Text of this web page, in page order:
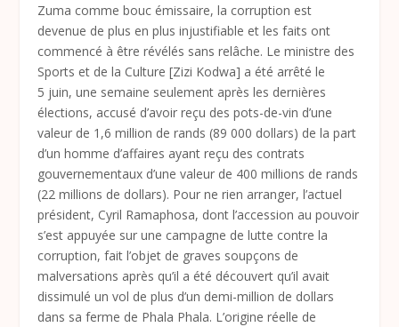
Zuma comme bouc émissaire, la corruption est
devenue de plus en plus injustifiable et les faits ont
commencé à être révélés sans relâche. Le ministre des
Sports et de la Culture [Zizi Kodwa] a été arrêté le
5 juin, une semaine seulement après les dernières
élections, accusé d’avoir reçu des pots-de-vin d’une
valeur de 1,6 million de rands (89 000 dollars) de la part
d’un homme d’affaires ayant reçu des contrats
gouvernementaux d’une valeur de 400 millions de rands
(22 millions de dollars). Pour ne rien arranger, l’actuel
président, Cyril Ramaphosa, dont l’accession au pouvoir
s’est appuyée sur une campagne de lutte contre la
corruption, fait l’objet de graves soupçons de
malversations après qu’il a été découvert qu’il avait
dissimulé un vol de plus d’un demi-million de dollars
dans sa ferme de Phala Phala. L’origine réelle de